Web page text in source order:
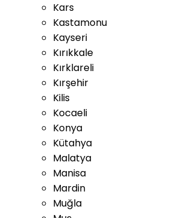
Kars
Kastamonu
Kayseri
Kırıkkale
Kırklareli
Kırşehir
Kilis
Kocaeli
Konya
Kütahya
Malatya
Manisa
Mardin
Muğla